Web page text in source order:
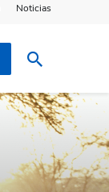
Noticias